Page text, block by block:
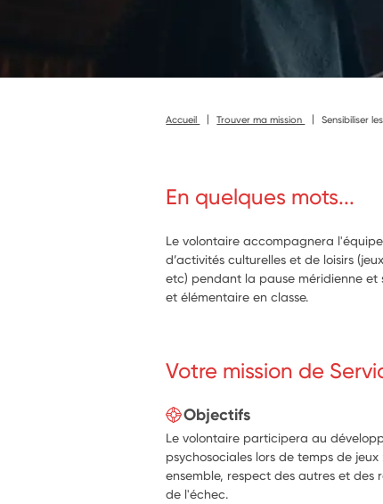
Accueil Trouver ma mission Sensibiliser
En quelques mots...
Le volontaire accompagnera
d’activités culturelles et de loisirs
etc) pendant la pause méridienne et
et élémentaire en classe.
Votre mission de
Objectifs
Le volontaire participera au
psychosociales lors de temps de
ensemble, respect des autres et des
de l'échec.